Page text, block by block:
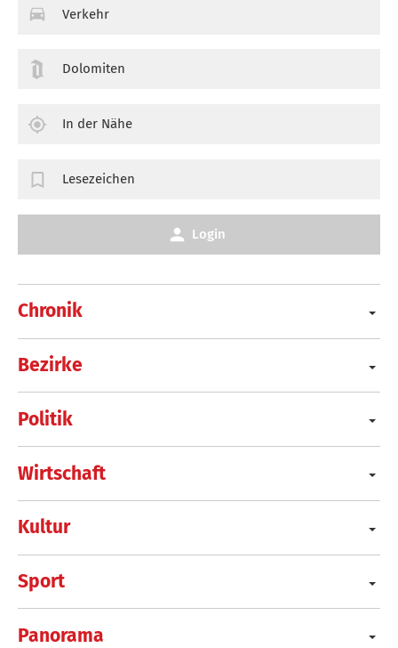
Chronik
Bezirke
Politik
Wirtschaft
Kultur
Sport
Panorama
Verkehr
Dolomiten
In der Nähe
Lesezeichen
Login